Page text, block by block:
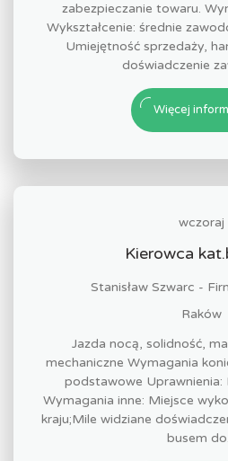
zabezpieczanie towaru.
Wykształcenie: średnie
Umiejętność sprzedaży,
doświadczenie
Więcej
wczoraj
Kierowca
Stanisław Szwarc -
Raków
Jazda nocą, solidność,
mechaniczne Wymagania
podstawowe Uprawnienia:
Wymagania inne: Miejsce
kraju;Mile widziane
busem